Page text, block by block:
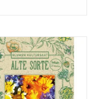
oder ab
15 Liter Topf .